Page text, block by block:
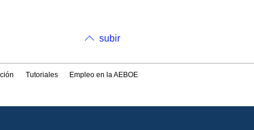
subir
Tutoriales Empleo en la AEBOE